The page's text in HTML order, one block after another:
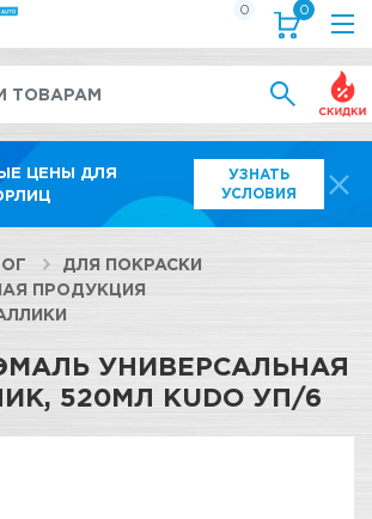
ЦЕНЫ ДЛЯ
УЗНАТЬ
УСЛОВИЯ
0 0
ДЛЯ ПОКРАСКИ
ПРОДУКЦИЯ
УНИВЕРСАЛЬНАЯ
520МЛ KUDO УП/6